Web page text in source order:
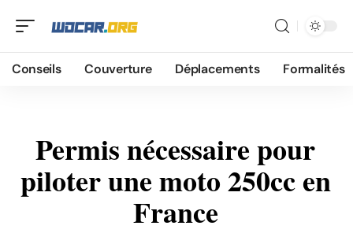
Conseils Couverture Déplacements Formalités
Permis nécessaire pour
piloter une moto 250cc en
France